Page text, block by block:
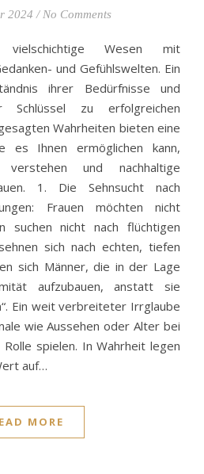
2024 / No Comments
Wesen mit
und Gefühlswelten. Ein
ihrer Bedürfnisse und
zu erfolgreichen
Wahrheiten bieten eine
es Ihnen ermöglichen kann,
und nachhaltige
1. Die Sehnsucht nach
Frauen möchten nicht
suchen nicht nach flüchtigen
sich nach echten, tiefen
sich Männer, die in der Lage
aufzubauen, anstatt sie
Ein weit verbreiteter Irrglaube
wie Aussehen oder Alter bei
spielen. In Wahrheit legen
auf…
MORE